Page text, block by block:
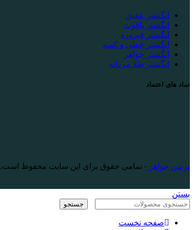
انگشتر عقیق
انگشتر یاقوت
انگشتر فیروزه
انگشتر خطی و کهنه
انگشتر جواهر
انگشتر طلا مردانه
نماد های اعتماد
پرنس جواهر - تمامی حقوق برای این سایت محفوظ است.
بستن
جستجو
صفحه نخست